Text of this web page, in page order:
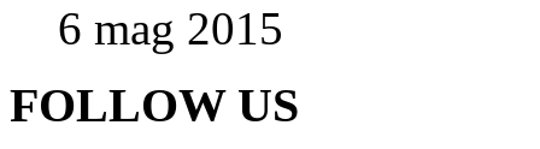
6 mag 2015
FOLLOW US